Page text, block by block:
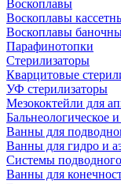
Воскоплавы
Воскоплавы
Воскоплавы
Парафинотопки
Стерилизаторы
Кварцитовые
УФ стерилизаторы
Мезококтейли для
Бальнеологическое
Ванны для
Ванны для гидро и
Системы
Ванны для